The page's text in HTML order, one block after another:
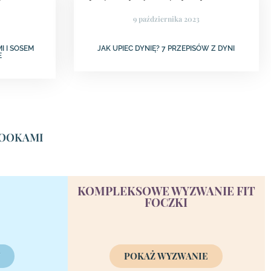
I SOSEM
9 października 2023
JAK UPIEC DYNIĘ? 7 PRZEPISÓW Z DYNI
KOMPLEKSOWE WYZWANIE FIT
FOCZKI
POKAŻ WYZWANIE